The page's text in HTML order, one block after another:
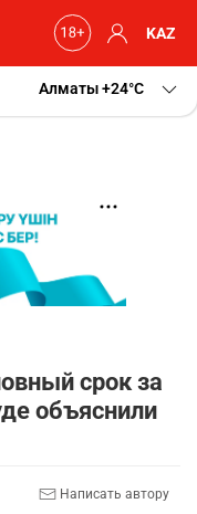
KAZ
Алматы+24 C
срок за
объяснили
Написать автору